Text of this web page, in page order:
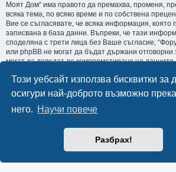
Този уебсайт използва бисквитки за
осигури най-доброто възможно
него. Научи повече
Разбрах!
Моят Дом” има правото да премахва, променя,
всяка тема, по всяко време и по собствена
Вие се съгласявате, че всяка информация, която
записвана в база данни. Въпреки, че тази
споделяна с трети лица без Ваше съгласие,
или phpBB не могат да бъдат държани отговорни
могат да доведат до компрометиране на данните.
Върни се на предишната страница
Мисия Моят Дом Начало